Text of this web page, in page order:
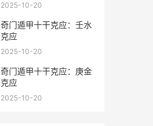
2025-10-20
奇门遁甲十干克应：壬水
克应
2025-10-20
奇门遁甲十干克应：庚金
克应
2025-10-20